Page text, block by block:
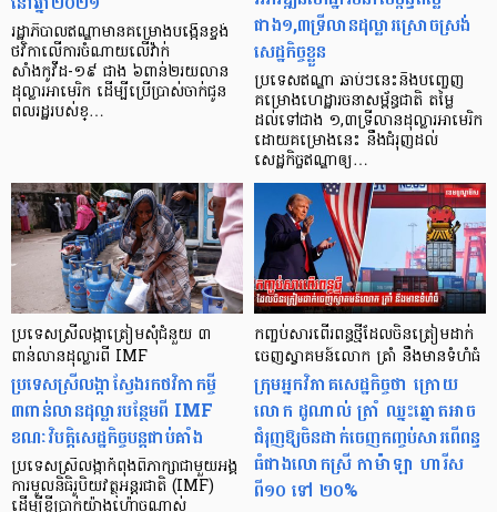
រដ្ឋាភិបាលឥណ្ឌាមានគម្រោងបង្កើនខ្ទង់
ថវិកាលើការចំណាយលើវ៉ាក់
សាំងកូវីដ-១៩ ជាង ៦ពាន់២រយលាន
ដុល្លារអាមេរិក ដើម្បីប្រើប្រាស់ចាក់ជូន
ពលរដ្ឋរបស់ខ្…
ជាង១,៣ទ្រីលានដុល្លារស្រោចស្រង់
សេដ្ឋកិច្ចខ្លួន
ប្រទេសឥណ្ឌា ឆាប់ៗនេះនឹងបញ្ចេញ
គម្រោងហេដ្ឋារចនាសម្ព័ន្ធជាតិ តម្លៃ
ដល់ទៅជាង ១,៣ទ្រីលានដុល្លារអាមេរិក
ដោយគម្រោងនេះ នឹងជំរុញដល់
សេដ្ឋកិច្ចឥណ្ឌាឲ្យ…
ប្រទេសស្រីលង្កាត្រៀមសុំជំនួយ ៣
ពាន់លានដុល្លារពី IMF
ប្រទេសស្រីលង្កាស្វែងរកថវិកាកម្ចី
៣ពាន់លានដុល្លារបន្ថែមពី IMF
ខណៈវិបត្តិសេដ្ឋកិច្ចបន្តជាប់គាំង
ប្រទេសស្រីលង្កាកំពុងពិភាក្សាជាមួយអង្គ
ការមូលនិធិរូបិយវត្ថុអន្តរជាតិ (IMF)
ដើម្បីខ្ចីប្រាក់យ៉ាងហ៉ោចណាស់
កញ្ចប់សារពើរពន្ធថ្មីដែលចិនត្រៀមដាក់
ចេញស្វាគមន៍លោក ត្រាំ នឹងមានទំហំធំ
ក្រុមអ្នកវិភាគសេដ្ឋកិច្ចថា ក្រោយ
លោក ដូណាល់ ត្រាំ ឈ្នះឆ្នោតអាច
ជំរុញឱ្យចិនដាក់ចេញកញ្ចប់សារពើពន្ធ
ធំជាងលោកស្រី កាម៉ាឡា ហារីស
ពី១០ ទៅ ២០%